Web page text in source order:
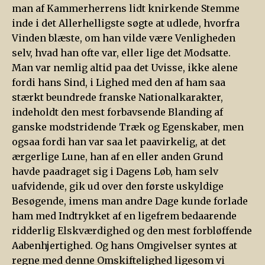
man af Kammerherrens lidt knirkende Stemme
inde i det Allerhelligste søgte at udlede, hvorfra
Vinden blæste, om han vilde være Venligheden
selv, hvad han ofte var, eller lige det Modsatte.
Man var nemlig altid paa det Uvisse, ikke alene
fordi hans Sind, i Lighed med den af ham saa
stærkt beundrede franske Nationalkarakter,
indeholdt den mest forbavsende Blanding af
ganske modstridende Træk og Egenskaber, men
ogsaa fordi han var saa let paavirkelig, at det
ærgerlige Lune, han af en eller anden Grund
havde paadraget sig i Dagens Løb, ham selv
uafvidende, gik ud over den første uskyldige
Besøgende, imens man andre Dage kunde forlade
ham med Indtrykket af en ligefrem bedaarende
ridderlig Elskværdighed og den mest forbløffende
Aabenhjertighed. Og hans Omgivelser syntes at
regne med denne Omskiftelighed ligesom vi